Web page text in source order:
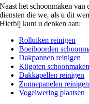
Naast het schoonmaken
diensten die we, als u dit
Hierbij kunt u denken aan:
Rolluiken reinigen
Boeiboorden
Dakpannen reinigen
Kilgoten schoonmaken
Dakkapellen reinigen
Zonnepanelen reinigen
Vogelwering plaatsen